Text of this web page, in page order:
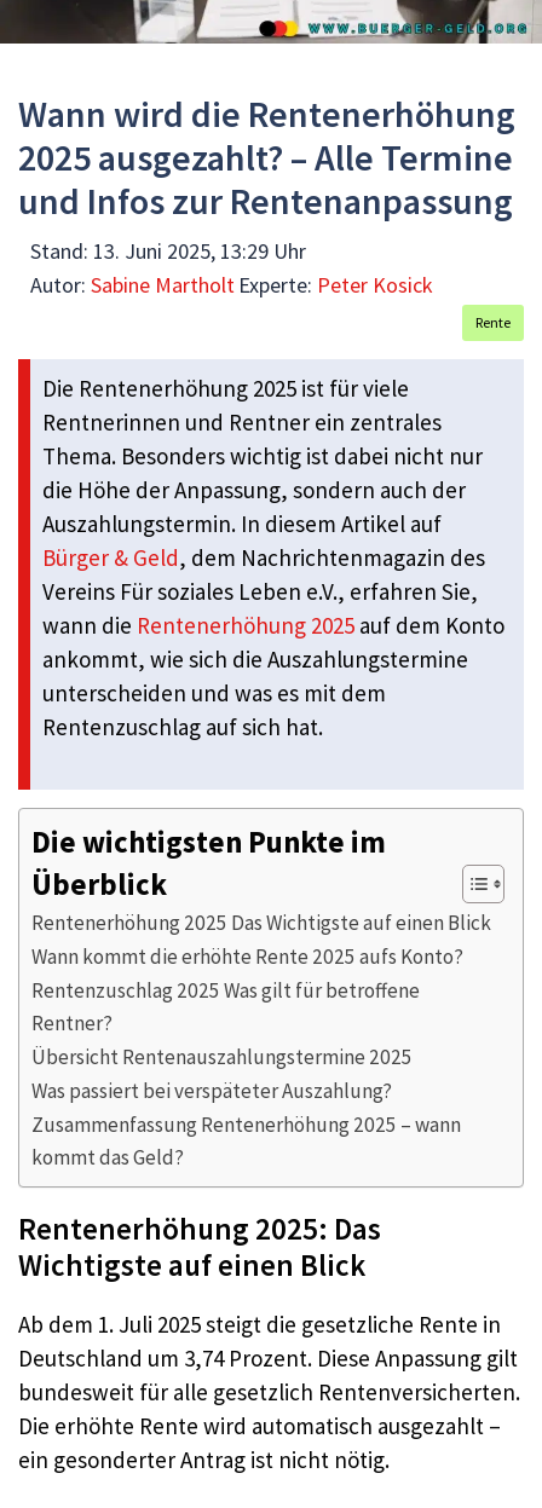
Wann wird die Rentenerhöhung
2025 ausgezahlt? – Alle Termine
und Infos zur Rentenanpassung
Stand: 13. Juni 2025, 13:29 Uhr
Autor: Sabine Martholt Experte: Peter Kosick
Rente
Die Rentenerhöhung 2025 ist für viele
Rentnerinnen und Rentner ein zentrales
Thema. Besonders wichtig ist dabei nicht nur
die Höhe der Anpassung, sondern auch der
Auszahlungstermin. In diesem Artikel auf
Bürger & Geld, dem Nachrichtenmagazin des
Vereins Für soziales Leben e.V., erfahren Sie,
wann die Rentenerhöhung 2025 auf dem Konto
ankommt, wie sich die Auszahlungstermine
unterscheiden und was es mit dem
Rentenzuschlag auf sich hat.
Die wichtigsten Punkte im
Überblick
Rentenerhöhung 2025 Das Wichtigste auf einen Blick
Wann kommt die erhöhte Rente 2025 aufs Konto?
Rentenzuschlag 2025 Was gilt für betroffene
Rentner?
Übersicht Rentenauszahlungstermine 2025
Was passiert bei verspäteter Auszahlung?
Zusammenfassung Rentenerhöhung 2025 – wann
kommt das Geld?
Rentenerhöhung 2025: Das
Wichtigste auf einen Blick
Ab dem 1. Juli 2025 steigt die gesetzliche Rente in
Deutschland um 3,74 Prozent. Diese Anpassung gilt
bundesweit für alle gesetzlich Rentenversicherten.
Die erhöhte Rente wird automatisch ausgezahlt –
ein gesonderter Antrag ist nicht nötig.